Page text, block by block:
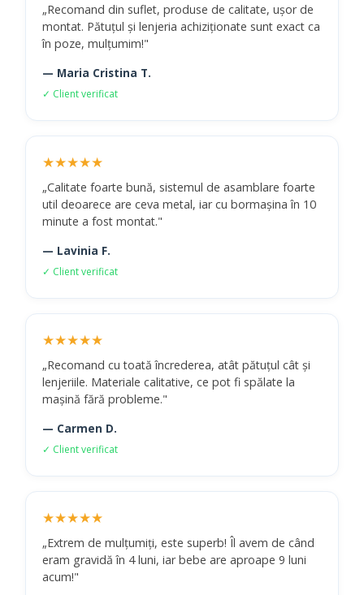
„Recomand din suflet, produse de calitate, ușor de
montat. Pătuțul și lenjeria achiziționate sunt exact ca
în poze, mulțumim!"
— Maria Cristina T.
✓ Client verificat
★★★★★
„Calitate foarte bună, sistemul de asamblare foarte
util deoarece are ceva metal, iar cu bormașina în 10
minute a fost montat."
— Lavinia F.
✓ Client verificat
★★★★★
„Recomand cu toată încrederea, atât pătuțul cât și
lenjeriile. Materiale calitative, ce pot fi spălate la
mașină fără probleme."
— Carmen D.
✓ Client verificat
★★★★★
„Extrem de mulțumiți, este superb! Îl avem de când
eram gravidă în 4 luni, iar bebe are aproape 9 luni
acum!"